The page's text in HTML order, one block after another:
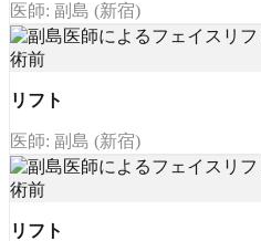
医師: 副島 (新宿)
リフト
医師: 副島 (新宿)
リフト